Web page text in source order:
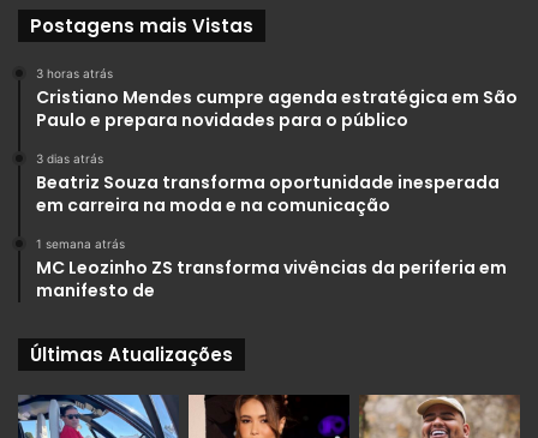
Postagens mais Vistas
3 horas atrás
Cristiano Mendes cumpre agenda estratégica em São
Paulo e prepara novidades para o público
3 dias atrás
Beatriz Souza transforma oportunidade inesperada
em carreira na moda e na comunicação
1 semana atrás
MC Leozinho ZS transforma vivências da periferia em
manifesto de
Últimas Atualizações